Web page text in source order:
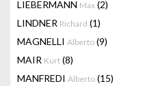
LIEBERMANN Max (2)
LINDNER Richard (1)
MAGNELLI Alberto (9)
MAIR Kurt (8)
MANFREDI Alberto (15)